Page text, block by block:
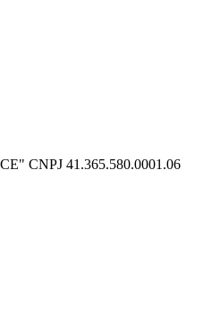
CNPJ 41.365.580.0001.06